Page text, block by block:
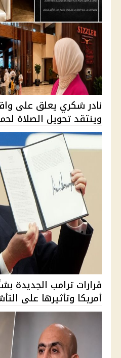
نادر شكري يعلق على
وينتقد تحويل الصلاة
قرارات ترامب الجديدة
أمريكا وتأثيرها على